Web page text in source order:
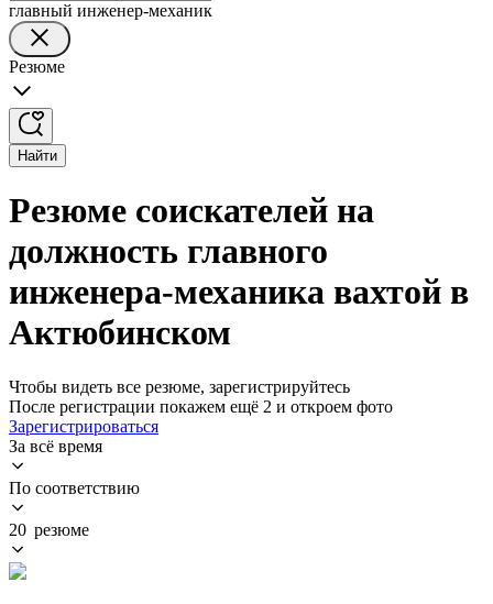
главный инженер-механик
Резюме
Найти
Резюме соискателей на
должность главного
инженера-механика вахтой в
Актюбинском
Чтобы видеть все резюме, зарегистрируйтесь
После регистрации покажем ещё 2 и откроем фото
Зарегистрироваться
За всё время
По соответствию
20 резюме